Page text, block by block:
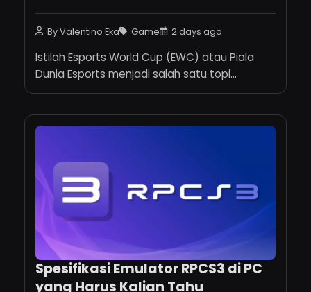
By Valentino Eka Game 2 days ago
Istilah Esports World Cup (EWC) atau Piala
Dunia Esports menjadi salah satu topi...
Spesifikasi Emulator RPCS3 di PC
yang Harus Kalian Tahu